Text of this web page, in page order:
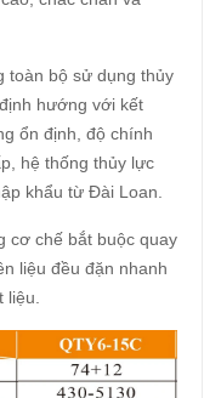
toàn bộ sử dụng thủy
hướng với kết
ổn định, độ chính
hệ thống thủy lực
khẩu từ Đài Loan.
cơ chế bắt buộc quay
liệu đều đặn nhanh